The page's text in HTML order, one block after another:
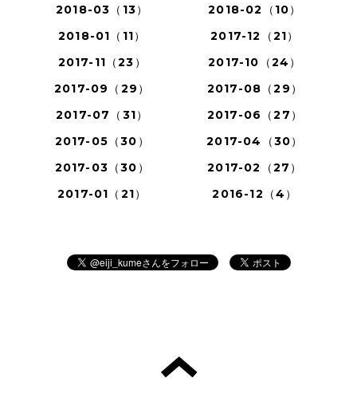
2018-03（13）
2018-02（10）
2018-01（11）
2017-12（21）
2017-11（23）
2017-10（24）
2017-09（29）
2017-08（29）
2017-07（31）
2017-06（27）
2017-05（30）
2017-04（30）
2017-03（30）
2017-02（27）
2017-01（21）
2016-12（4）